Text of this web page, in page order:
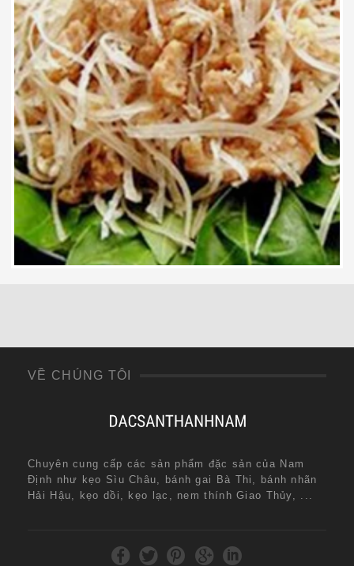
35,000₫
VỀ CHÚNG TÔI
Chuyên cung cấp các sản phẩm đặc sản của Nam
Định như kẹo Sìu Châu, bánh gai Bà Thi, bánh nhãn
Hải Hậu, kẹo dồi, kẹo lạc, nem thính Giao Thủy, ...